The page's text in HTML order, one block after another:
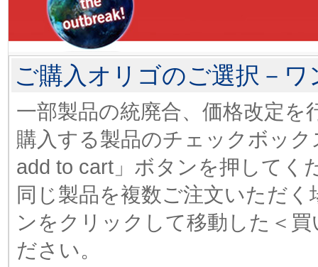
ご購入オリゴのご選択－
一部製品の統廃合、価格改定を
購入する製品のチェックボッ
add to cart」ボタンを押してく
同じ製品を複数ご注文いただ
ンをクリックして移動した＜
ださい。